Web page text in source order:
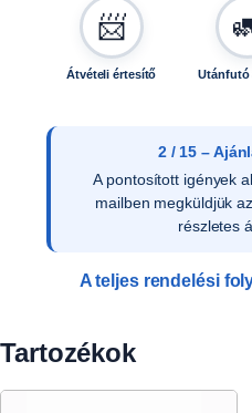
📨
Átvételi értesítő Utánfutó
2 / 15 –
A pontosított igények
mailben megküldjük
részletes
A teljes rendelési
Tartozékok